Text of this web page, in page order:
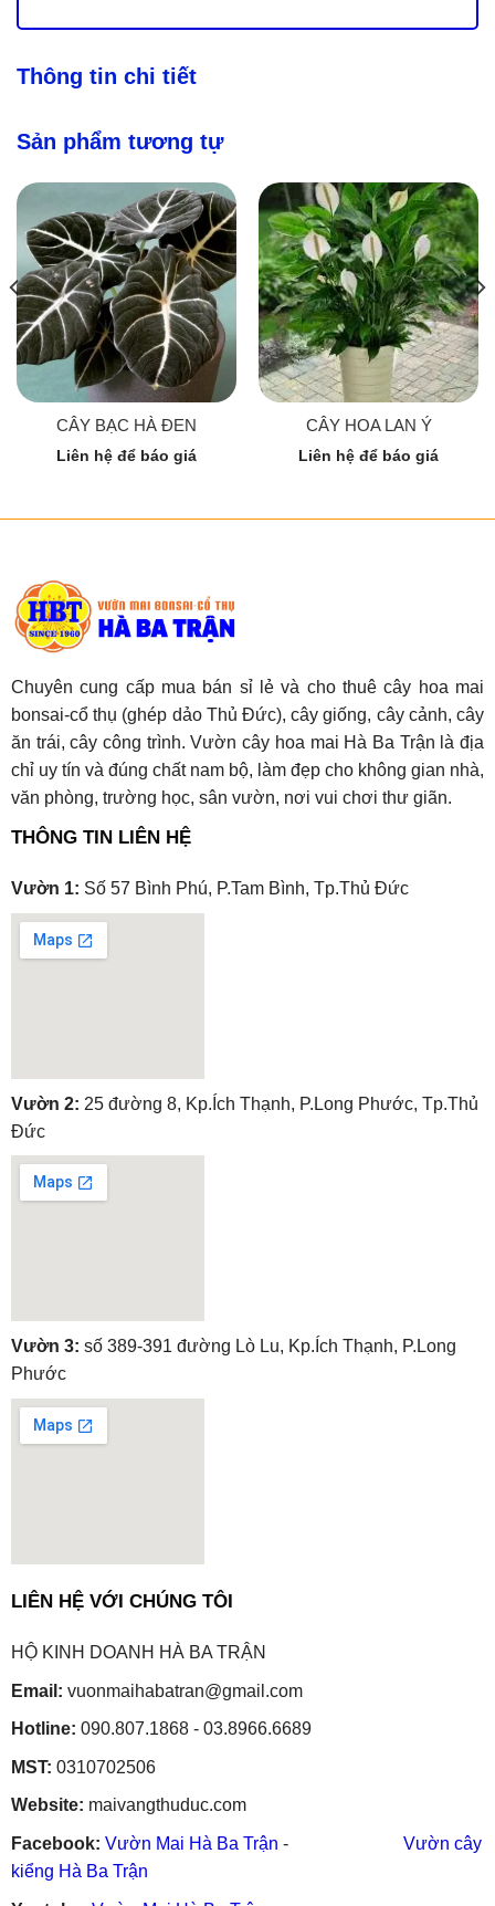
Thông tin chi tiết
Sản phẩm tương tự
CÂY BẠC HÀ ĐEN
Liên hệ để báo giá
CÂY HOA LAN Ý
Liên hệ để báo giá
Chuyên cung cấp mua bán sỉ lẻ và cho thuê cây hoa mai
bonsai-cổ thụ (ghép dảo Thủ Đức), cây giống, cây cảnh, cây
ăn trái, cây công trình. Vườn cây hoa mai Hà Ba Trận là địa
chỉ uy tín và đúng chất nam bộ, làm đẹp cho không gian nhà,
văn phòng, trường học, sân vườn, nơi vui chơi thư giãn.
THÔNG TIN LIÊN HỆ
Vườn 1: Số 57 Bình Phú, P.Tam Bình, Tp.Thủ Đức
embedgooglemap.net
Vườn 2: 25 đường 8, Kp.Ích Thạnh, P.Long Phước, Tp.Thủ
Đức
embedgooglemap.net
Vườn 3: số 389-391 đường Lò Lu, Kp.Ích Thạnh, P.Long
Phước
embedgooglemap.net
LIÊN HỆ VỚI CHÚNG TÔI
HỘ KINH DOANH HÀ BA TRẬN
Email: vuonmaihabatran@gmail.com
Hotline: 090.807.1868 - 03.8966.6689
MST: 0310702506
Website: maivangthuduc.com
Facebook: Vườn Mai Hà Ba Trận - Vườn cây
kiểng Hà Ba Trận